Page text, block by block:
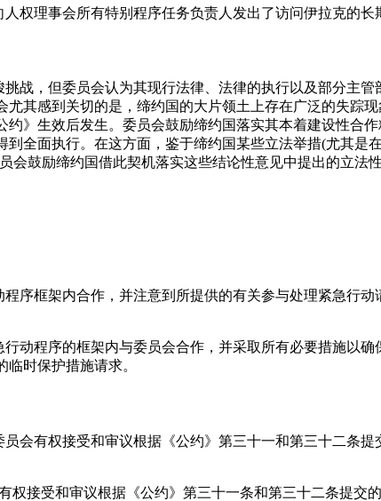
权理事会所有特别程序任务负责人发出了访问伊拉克的长
战，但委员会认为其现行法律、法律的执行以及部分主管
尤其感到关切的是，缔约国的大片领土上存在广泛的失踪
约》生效后发生。委员会鼓励缔约国落实其本着建设性合
到全面执行。在这方面，鉴于缔约国某些立法举措(尤其是
会鼓励缔约国借此契机落实这些结论性意见中提出的立法
序框架内合作，并注意到所提供的有关参与处理紧急行动
动程序的框架内与委员会合作，并采取所有必要措施以确
时保护措施请求。
会有权接受和审议根据《公约》第三十一和第三十二条提
权接受和审议根据《公约》第三十一条和第三十二条提交